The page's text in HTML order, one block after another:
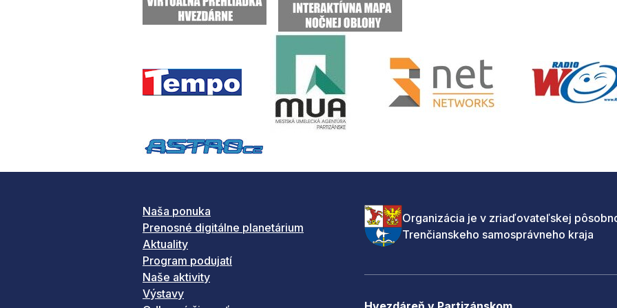
Naša ponuka
Prenosné digitálne planetárium
Aktuality
Program podujatí
Naše aktivity
Výstavy
Organizácia je v zriaďovateľskej
Trenčianskeho samosprávneho kraja